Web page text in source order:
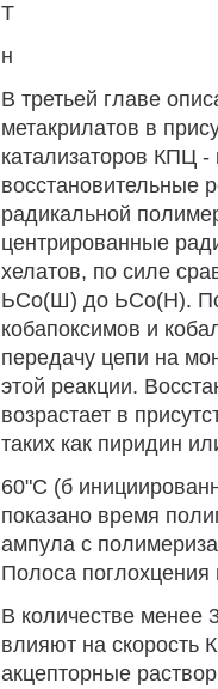
Т
н
В третьей главе
метакрилатов в
катализаторов КПЦ -
восстановительные
радикальной
центрированные
хелатов, по силе
ЬСо(Ш) до ЬСо(Н).
кобапоксимов и
передачу цепи на
этой реакции.
возрастает в
таких как пиридин
60"С (б
показано время
ампула с
Полоса поглохцения
В количестве менее
влияют на скорость
акцепторные